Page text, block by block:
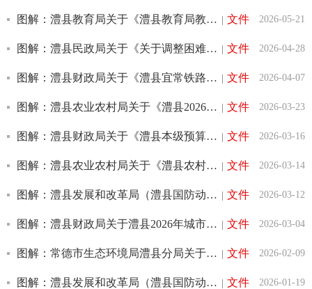
文件
图解：澧县教育局关于《澧县教育局教师师德失范行为惩戒实施办法（试行）》文件... 2026-05-21
文件
图解：澧县民政局关于《关于调整困难群众和残疾人救助保障相关标准的通知》政策... 2026-04-28
文件
图解：澧县财政局关于《澧县宜常铁路项目资金管理办法》政策解读 2026-04-07
文件
图解：澧县农业农村局关于《澧县2026年早稻生产工作方案》的政策解读 2026-03-23
文件
图解：澧县财政局关于《澧县本级预算评审管理暂行办法》政策解读 2026-03-16
文件
图解：澧县农业农村局关于《澧县农村村民自建桥梁安全隐患排查整治工作三年行动... 2026-03-14
文件
图解：澧县发展和改革局（澧县国防动员办公室）《澧县2025年版行政事业性收费和... 2026-03-12
文件
图解：澧县财政局关于澧县2026年城市基础设施配套费收费标准调整政策解读 2026-03-04
文件
图解：常德市生态环境局澧县分局关于《关于禁止燃放烟花爆竹的通告》的政策解读 2026-02-09
文件
图解：澧县发展和改革局（澧县国防动员办公室）关于《澧县政府定价的经营服务性... 2026-01-19